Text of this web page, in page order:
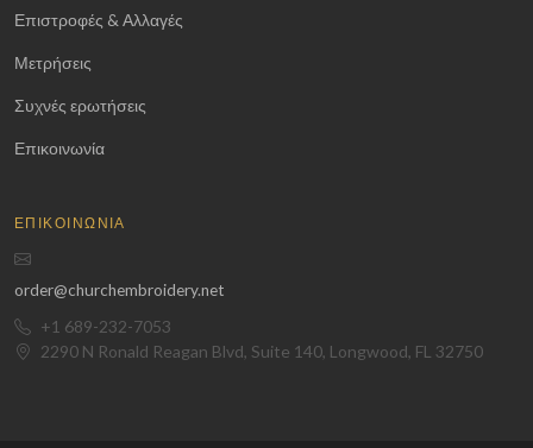
Επιστροφές & Αλλαγές
Μετρήσεις
Συχνές ερωτήσεις
Επικοινωνία
ΕΠΙΚΟΙΝΩΝΊΑ
order@churchembroidery.net
+1 689-232-7053
2290 N Ronald Reagan Blvd, Suite 140, Longwood, FL 32750